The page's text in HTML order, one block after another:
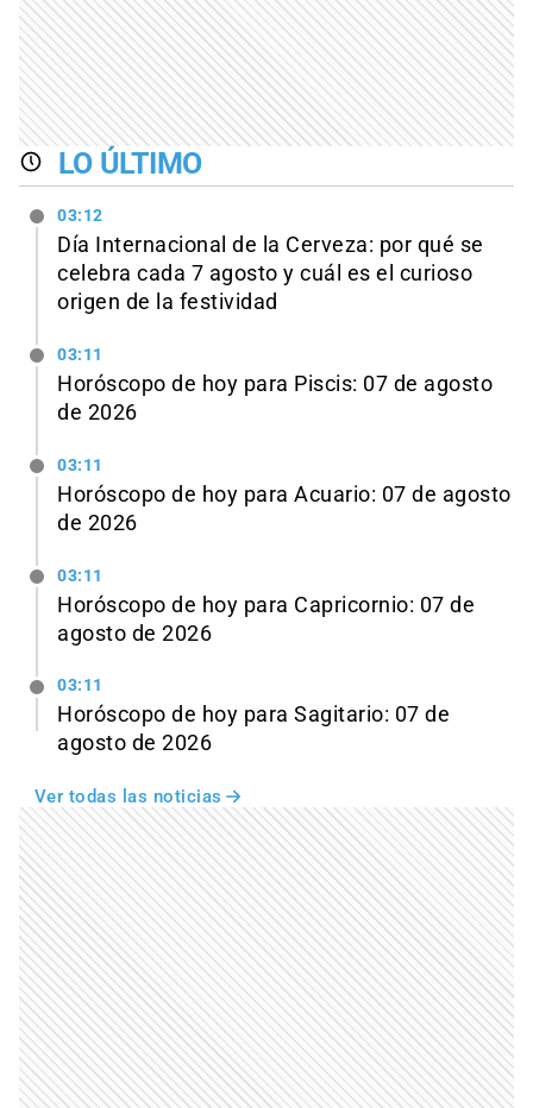
LO ÚLTIMO
03:12
Día Internacional de la Cerveza: por qué se
celebra cada 7 agosto y cuál es el curioso
origen de la festividad
03:11
Horóscopo de hoy para Piscis: 07 de agosto
de 2026
03:11
Horóscopo de hoy para Acuario: 07 de agosto
de 2026
03:11
Horóscopo de hoy para Capricornio: 07 de
agosto de 2026
03:11
Horóscopo de hoy para Sagitario: 07 de
agosto de 2026
Ver todas las noticias